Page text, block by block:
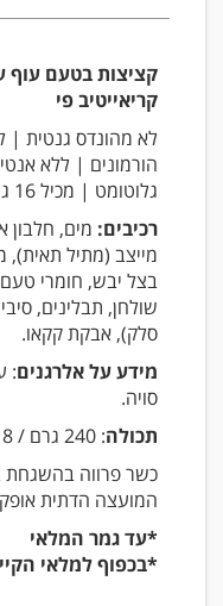
קציצות בטעם עוף
קריאייטיב פי
לא מהונדס גנטית |
הורמונים | ללא
גלוטומט | מכיל 16 גר' חלבון ב-100 גר' מנה
רכיבים:
מייצב (מתיל תאית),
בצל יבש, חומרי טעם
שולחן, תבלינים,
סלק), אבקת קקאו.
מידע על אלרגנים:
סויה.
תכולה: 240 גרם / 8 קציצות באריזה
כשר פרווה
המועצה הדתית
*עד גמר המלאי
*בכפוף למלאי